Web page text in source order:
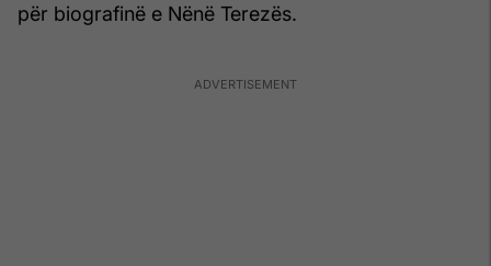
për biografinë e Nënë Terezës.